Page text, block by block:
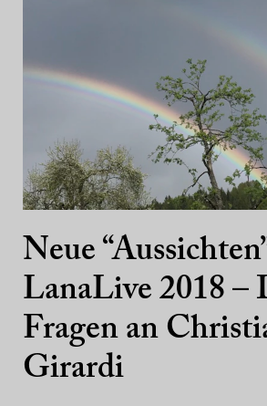
Neue
LanaLive 2018 –
Fragen an
Girardi